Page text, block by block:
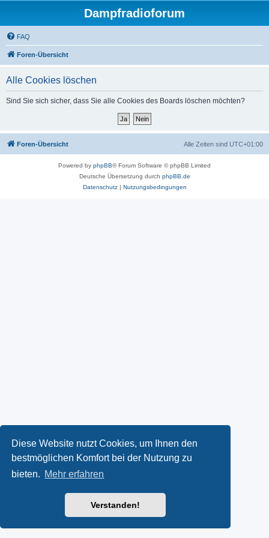
Diese Website nutzt Cookies, um Ihnen den
bestmöglichen Komfort bei der Nutzung zu
bieten. Mehr erfahren
Verstanden!
Dampfradioforum
FAQ
Foren-Übersicht
Alle Cookies löschen
Sind Sie sich sicher, dass Sie alle Cookies des Boards löschen möchten?
Foren-Übersicht Alle Zeiten sind UTC+01:00
Powered by phpBB® Forum Software © phpBB Limited
Deutsche Übersetzung durch phpBB.de
Datenschutz| Nutzungsbedingungen